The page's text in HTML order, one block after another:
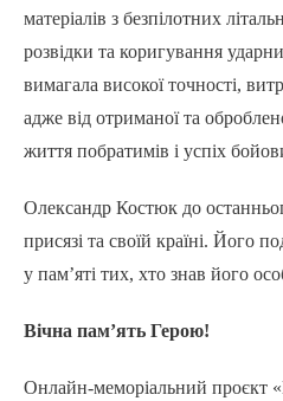
матеріалів з безпілотних
розвідки та коригування
вимагала високої точності,
адже від отриманої та
життя побратимів і успіх
Олександр Костюк до
присязі та своїй країні. Його
у пам’яті тих, хто знав його
Вічна пам’ять Герою!
Онлайн-меморіальний проєкт